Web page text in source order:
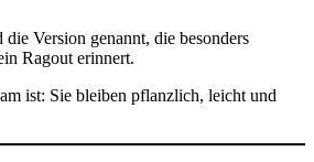
Version genannt, die besonders
Ragout erinnert.
ist: Sie bleiben pflanzlich, leicht und